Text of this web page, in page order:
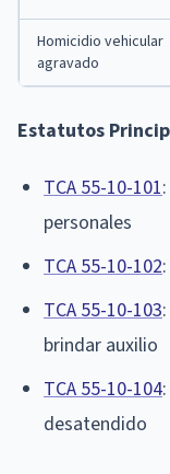
Homicidio vehicular
agravado
Estatutos
TCA 55-10-101
personales
TCA 55-10-102
TCA 55-10-103
brindar auxilio
TCA 55-10-104
desatendido